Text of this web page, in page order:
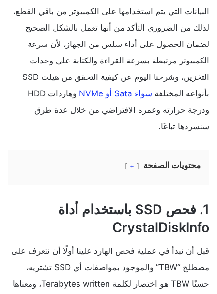
البيانات التي يتم استخدامها على الكمبيوتر من باقي القطع،
لذلك من الضروري التأكد من أنها تعمل بالشكل الصحيح
لضمان الحصول على أداء سلس من الجهاز، لأن سرعة
الكمبيوتر مرتبطة بسرعة القراءة والكتابة على وحدات
التخزين، وشرحنا اليوم عن كيفية التحقق من هيلث SSD
بأنواعه المختلفة سواء Sata أو NVMe
وهاردات HDD
ودرجة حرارته وعمره الافتراضي من خلال عدة طرق
سنسردها تباعًا.
محتويات الصفحة +
1. فحص SSD باستخدام أداة
CrystalDiskInfo
قبل أن نبدأ في عملية فحص الهارد علينا أولًا أن نتعرف على
مصطلح “TBW” والموجود بمواصفات أي SSD تشتريه،
حسنًا TBW هو اختصار لكلمة Terabytes written، ومعناها